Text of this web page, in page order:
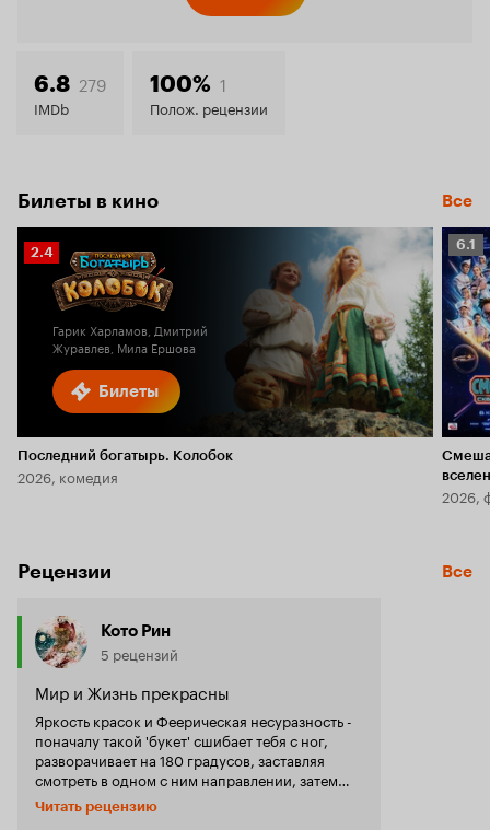
6.2
6.8 279
IMDb
100% 1
Полож. рецензии
Билеты в кино Все
Билеты
Рейтинг
Кинопоиска
2.4
Гарик Харламов, Дмитрий
Журавлев, Мила Ершова
Последний богатырь. Колобок
2026, комедия
6.1
6.1
2026,
Рецензии Все
Кото Рин
5 рецензий
Мир и Жизнь прекрасны
Яркость красок и Феерическая несуразность -
поначалу такой 'букет' сшибает тебя с ног,
разворачивает на 180 градусов, заставляя
смотреть в одном с ним направлении, затем
снова разворачивает, но уже на все 360, и ты
понимаешь, что на мир и жизнь можно
Читать рецензию